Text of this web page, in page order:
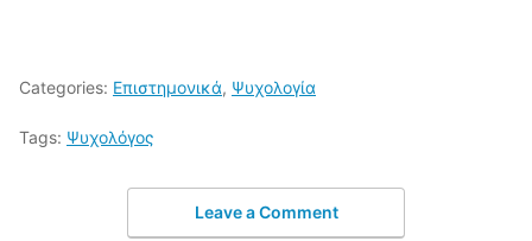
Categories: Επιστημονικά, Ψυχολογία
Tags: Ψυχολόγος
Leave a Comment